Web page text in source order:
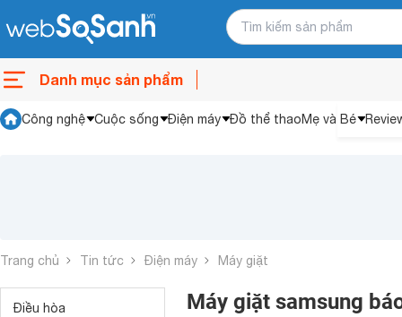
Danh mục sản phẩm
Công nghệ Cuộc sống Điện máy Đồ thể thaoMẹ và Bé
Trang chủ Tin tức Điện máy Máy giặt
Điều hòa
Máy giặt samsung